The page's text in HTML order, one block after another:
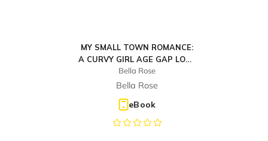
MY SMALL TOWN ROMANCE:
A CURVY GIRL AGE GAP LOVE
STORY.
Bella Rose
Bella Rose
eBook